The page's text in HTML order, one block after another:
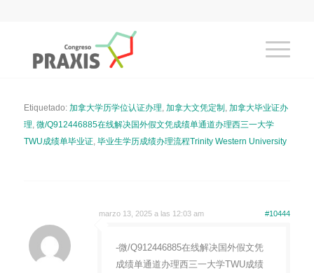
Etiquetado: 加拿大学历学位认证办理, 加拿大文凭定制 , 加拿大毕业证办
理, 微/Q912446885在线解决国外假文凭成绩单通道办理西三一大学
TWU成绩单毕业证, 毕业生学历成绩办理流程Trinity Western University
marzo 13, 2025 a las 12:03 am #10444
-微/Q912446885在线解决国外假文凭
成绩单通道办理西三一大学TWU成绩